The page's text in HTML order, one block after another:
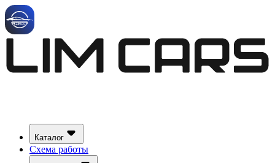
Каталог
Схема работы